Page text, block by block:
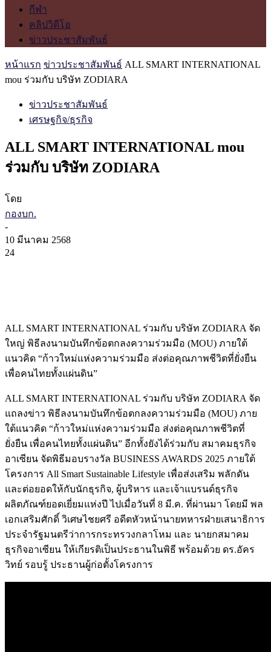
กีฬา
คลิปวิดีโอ
ข่าวประชาสัมพันธ์
หน้าแรก ข่าวประชาสัมพันธ์ ALL SMART INTERNATIONAL
mou ร่วมกับ บริษัท ZODIARA
ข่าวประชาสัมพันธ์
เศรษฐกิจ/ธุรกิจ
ALL SMART INTERNATIONAL mou
ร่วมกับ บริษัท ZODIARA
โดย
กองบก.
-
10 มีนาคม 2568
24
ALL SMART INTERNATIONAL ร่วมกับ บริษัท ZODIARA จัด
ใหญ่ พิธีลงนามบันทึกข้อตกลงความร่วมมือ (MOU) ภายใต้
แนวคิด “ก้าวใหม่แห่งความร่วมมือ ส่งต่อคุณภาพชีวิตที่ยั่งยืน
เพื่อคนไทยทั้งแผ่นดิน”
ALL SMART INTERNATIONAL ร่วมกับ บริษัท ZODIARA จัด
แถลงข่าว พิธีลงนามบันทึกข้อตกลงความร่วมมือ (MOU) ภาย
ใต้แนวคิด “ก้าวใหม่แห่งความร่วมมือ ส่งต่อคุณภาพชีวิตที่
ยั่งยืน เพื่อคนไทยทั้งแผ่นดิน” อีกทั้งยังได้ร่วมกับ สมาคมธุรกิจ
อาเซียน จัดพิธีมอบรางวัล BUSINESS AWARDS 2025 ภายใต้
โครงการ All Smart Sustainable Lifestyle เพื่อส่งเสริม พลักดัน
และต่อยอดให้กับนักธุรกิจ, ผู้บริหาร และเจ้าแบรนด์ธุรกิจ
ผลิตภัณฑ์ยอดเยี่ยมแห่งปี ไปเมื่อวันที่ 8 มี.ค. ที่ผ่านมา โดยมี พล
เอกเสริมศักดิ์ วิเศษไชยศรี อดีตหัวหน้านายทหารฝ่ายเสนาธิการ
ประจำรัฐมนตรีว่าการกระทรวงกลาโหม และ นายกสมาคม
ธุรกิจอาเซียน ให้เกียรติเป็นประธานในพิธี พร้อมด้วย ดร.อัคร
วิทย์ รอบรู้ ประธานผู้ก่อตั้งโครงการ